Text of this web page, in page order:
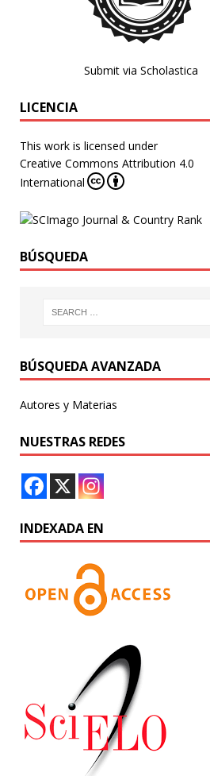
Submit via Scholastica
LICENCIA
This work is licensed under
Creative Commons Attribution 4.0
International
BÚSQUEDA
BÚSQUEDA AVANZADA
Autores y Materias
NUESTRAS REDES
INDEXADA EN